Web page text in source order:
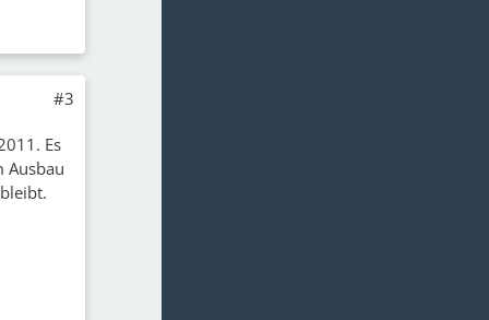
#3
Es
Ausbau